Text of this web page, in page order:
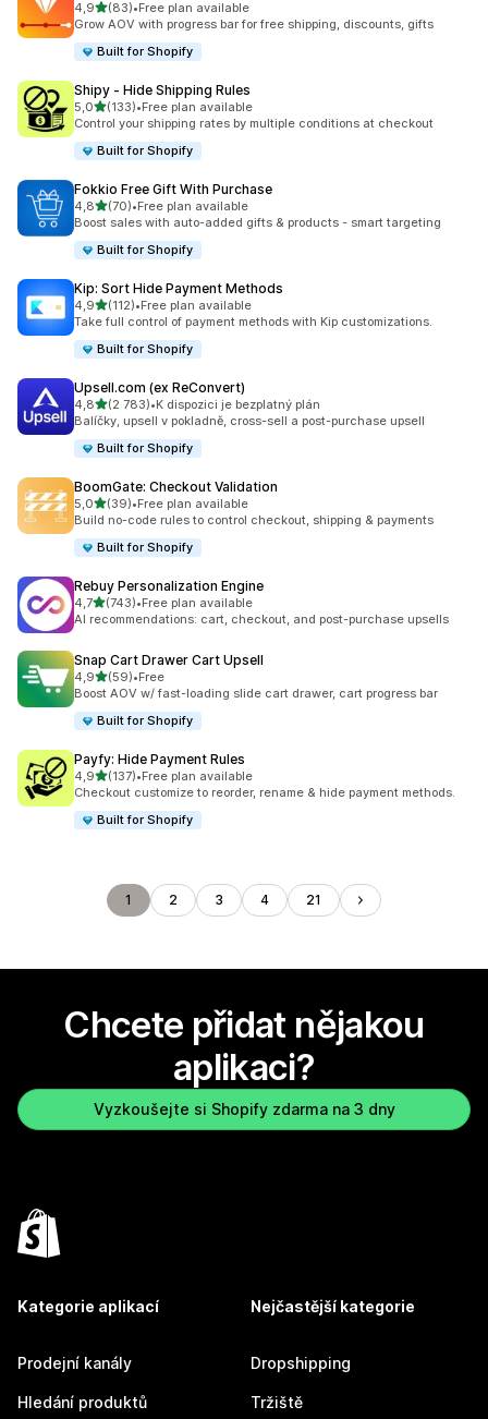
4,9z 5 hvězd
(83)
Celkový počet recenzí: 83
•Free plan available
Grow AOV with progress bar for free shipping, discounts, gifts
Built for Shopify
Shipy ‑ Hide Shipping Rules
5,0z 5 hvězd
(133)
Celkový počet recenzí: 133
•Free plan available
Control your shipping rates by multiple conditions at checkout
Built for Shopify
Fokkio Free Gift With Purchase
4,8z 5 hvězd
(70)
Celkový počet recenzí: 70
•Free plan available
Boost sales with auto-added gifts & products - smart targeting
Built for Shopify
Kip: Sort Hide Payment Methods
4,9z 5 hvězd
(112)
Celkový počet recenzí: 112
•Free plan available
Take full control of payment methods with Kip customizations.
Built for Shopify
Upsell.com (ex ReConvert)
4,8z 5 hvězd
(2 783)
Celkový počet recenzí: 2783
•K dispozici je bezplatný plán
Balíčky, upsell v pokladně, cross-sell a post-purchase upsell
Built for Shopify
BoomGate: Checkout Validation
5,0z 5 hvězd
(39)
Celkový počet recenzí: 39
•Free plan available
Build no-code rules to control checkout, shipping & payments
Built for Shopify
Rebuy Personalization Engine
4,7z 5 hvězd
(743)
Celkový počet recenzí: 743
•Free plan available
AI recommendations: cart, checkout, and post-purchase upsells
Snap Cart Drawer Cart Upsell
4,9z 5 hvězd
(59)
Celkový počet recenzí: 59
•Free
Boost AOV w/ fast-loading slide cart drawer, cart progress bar
Built for Shopify
Payfy: Hide Payment Rules
4,9z 5 hvězd
(137)
Celkový počet recenzí: 137
•Free plan available
Checkout customize to reorder, rename & hide payment methods.
Built for Shopify
1 2 3 4 21
Chcete přidat nějakou
aplikaci?
Vyzkoušejte si Shopify zdarma na 3 dny
Kategorie aplikací
Prodejní kanály
Hledání produktů
Nejčastější kategorie
Dropshipping
Tržiště